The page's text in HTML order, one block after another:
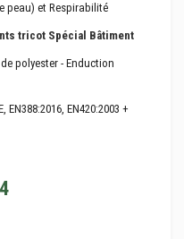
peau) et Respirabilité
tricot Spécial Bâtiment
polyester - Enduction
EN388:2016, EN420:2003 +